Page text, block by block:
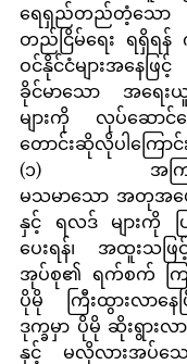
ရေရှည်တည်တံ့သော င
တည်ငြိမ်ရေး ရရှိရ
ဝင်နိုင်ငံများအနေဖ
ခိုင်မာသော အရေ
များကို လုပ်ဆော
တောင်းဆိုလိုပါကြောင်
(၁)       အက
မသမာသော အတုအယ
နှင့် ရလဒ် များကို
ပေးရန်၊ အထူးသဖ
အုပ်စု၏ ရက်စက် ကြမ်
ပိုမို ကြီးထွားလာနေ
ဒုက္ခမှာ ပိုမို ဆိုးရွားလ
နှင့် မလိုလားအပ်သ